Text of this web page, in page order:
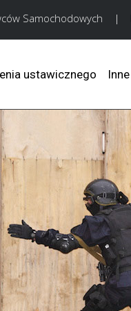
Samochodowych |
ustawicznego Inne